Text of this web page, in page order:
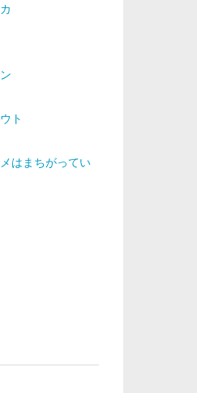
ト
はまちがってい